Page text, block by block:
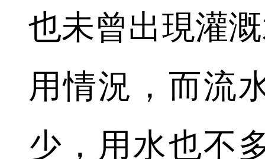
也未曾出現灌
用情況，而流
少，用水也不